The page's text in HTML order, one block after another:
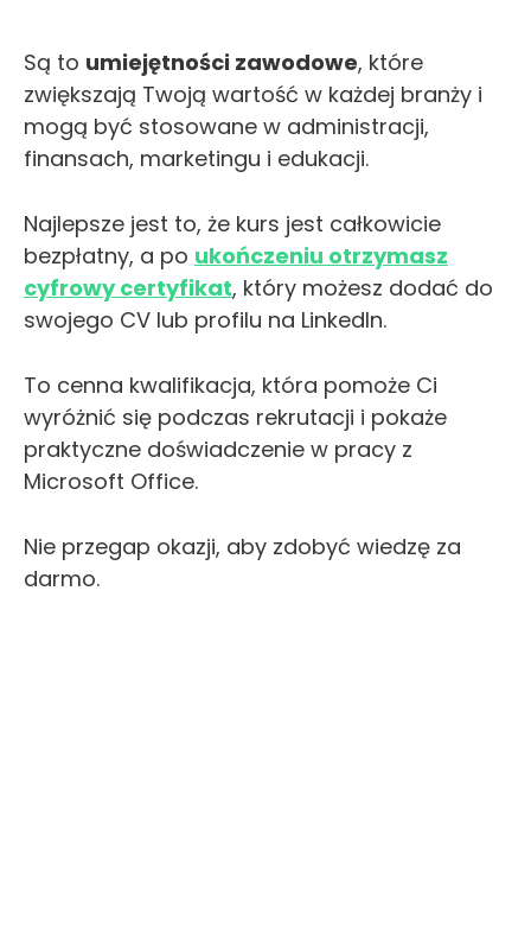
Są to umiejętności zawodowe, które
zwiększają Twoją wartość w każdej branży i
mogą być stosowane w administracji,
finansach, marketingu i edukacji.
Najlepsze jest to, że kurs jest całkowicie
bezpłatny, a po ukończeniu otrzymasz
cyfrowy certyfikat, który możesz dodać do
swojego CV lub profilu na LinkedIn.
To cenna kwalifikacja, która pomoże Ci
wyróżnić się podczas rekrutacji i pokaże
praktyczne doświadczenie w pracy z
Microsoft Office.
Nie przegap okazji, aby zdobyć wiedzę za
darmo.